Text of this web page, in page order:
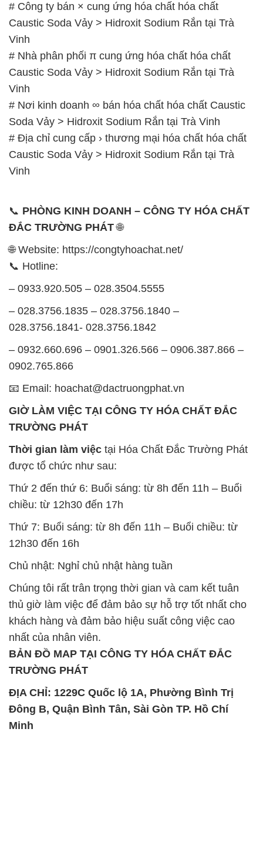
# Công ty bán × cung ứng hóa chất hóa chất
Caustic Soda Vảy > Hidroxit Sodium Rắn tại Trà
Vinh
# Nhà phân phối π cung ứng hóa chất hóa chất
Caustic Soda Vảy > Hidroxit Sodium Rắn tại Trà
Vinh
# Nơi kinh doanh ∞ bán hóa chất hóa chất Caustic
Soda Vảy > Hidroxit Sodium Rắn tại Trà Vinh
# Địa chỉ cung cấp › thương mại hóa chất hóa chất
Caustic Soda Vảy > Hidroxit Sodium Rắn tại Trà
Vinh
📞 PHÒNG KINH DOANH – CÔNG TY HÓA CHẤT
ĐẮC TRƯỜNG PHÁT🌐
🌐 Website: https://congtyhoachat.net/
📞 Hotline:
– 0933.920.505 – 028.3504.5555
– 028.3756.1835 – 028.3756.1840 –
028.3756.1841- 028.3756.1842
– 0932.660.696 – 0901.326.566 – 0906.387.866 –
0902.765.866
📧 Email: hoachat@dactruongphat.vn
GIỜ LÀM VIỆC TẠI CÔNG TY HÓA CHẤT ĐẮC
TRƯỜNG PHÁT
Thời gian làm việc tại Hóa Chất Đắc Trường Phát
được tổ chức như sau:
Thứ 2 đến thứ 6: Buổi sáng: từ 8h đến 11h – Buổi
chiều: từ 12h30 đến 17h
Thứ 7: Buổi sáng: từ 8h đến 11h – Buổi chiều: từ
12h30 đến 16h
Chủ nhật: Nghỉ chủ nhật hàng tuần
Chúng tôi rất trân trọng thời gian và cam kết tuân
thủ giờ làm việc để đảm bảo sự hỗ trợ tốt nhất cho
khách hàng và đảm bảo hiệu suất công việc cao
nhất của nhân viên.
BẢN ĐỒ MAP TẠI CÔNG TY HÓA CHẤT ĐẮC
TRƯỜNG PHÁT
ĐỊA CHỈ: 1229C Quốc lộ 1A, Phường Bình Trị
Đông B, Quận Bình Tân, Sài Gòn TP. Hồ Chí
Minh